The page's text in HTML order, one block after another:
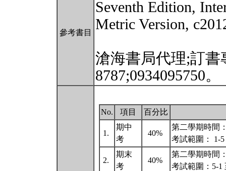
參考書目
Seventh Edition,
Metric Version,
滄海書局代理;訂書
8787;0934095750。
No. 項目 百分比
1.
期中
考
40%
第二學期時間
考試範圍： 1-
2.
期末
考
40%
第二學期時間
考試範圍：5-1